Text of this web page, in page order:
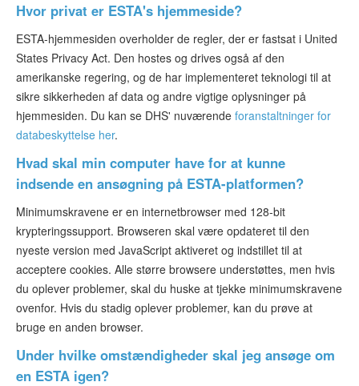
Hvor privat er ESTA's hjemmeside?
ESTA-hjemmesiden overholder de regler, der er fastsat i United
States Privacy Act. Den hostes og drives også af den
amerikanske regering, og de har implementeret teknologi til at
sikre sikkerheden af data og andre vigtige oplysninger på
hjemmesiden. Du kan se DHS' nuværende foranstaltninger for
databeskyttelse her.
Hvad skal min computer have for at kunne
indsende en ansøgning på ESTA-platformen?
Minimumskravene er en internetbrowser med 128-bit
krypteringssupport. Browseren skal være opdateret til den
nyeste version med JavaScript aktiveret og indstillet til at
acceptere cookies. Alle større browsere understøttes, men hvis
du oplever problemer, skal du huske at tjekke minimumskravene
ovenfor. Hvis du stadig oplever problemer, kan du prøve at
bruge en anden browser.
Under hvilke omstændigheder skal jeg ansøge om
en ESTA igen?